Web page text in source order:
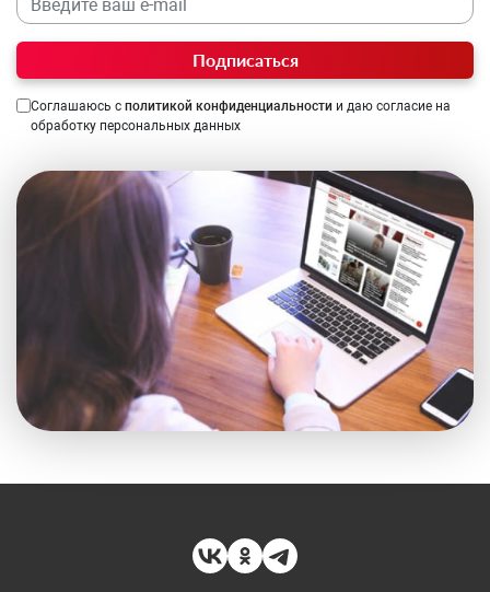
Подписаться
Соглашаюсь с политикой конфиденциальности и даю согласие на
обработку персональных данных